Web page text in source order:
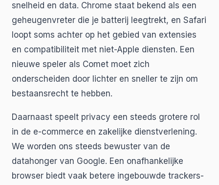
snelheid en data. Chrome staat bekend als een
geheugenvreter die je batterij leegtrekt, en Safari
loopt soms achter op het gebied van extensies
en compatibiliteit met niet-Apple diensten. Een
nieuwe speler als Comet moet zich
onderscheiden door lichter en sneller te zijn om
bestaansrecht te hebben.
Daarnaast speelt privacy een steeds grotere rol
in de e-commerce en zakelijke dienstverlening.
We worden ons steeds bewuster van de
datahonger van Google. Een onafhankelijke
browser biedt vaak betere ingebouwde trackers-